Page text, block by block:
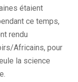
étaient
ce temps,
rendu
Africains, pour
la science